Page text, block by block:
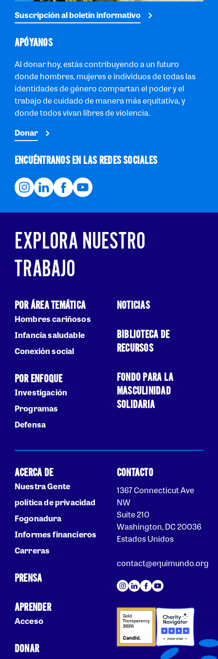
Suscripción al boletín informativo
APÓYANOS
Al donar hoy, estás contribuyendo a un futuro
donde hombres, mujeres e individuos de todas las
identidades de género compartan el poder y el
trabajo de cuidado de manera más equitativa, y
donde todos vivan libres de violencia.
Donar
ENCUÉNTRANOS EN LAS REDES SOCIALES
EXPLORA NUESTRO
TRABAJO
POR ÁREA TEMÁTICA
Hombres cariñosos
Infancia saludable
Conexión social
POR ENFOQUE
Investigación
Programas
Defensa
NOTICIAS
BIBLIOTECA DE
RECURSOS
FONDO PARA LA
MASCULINIDAD
SOLIDARIA
ACERCA DE
Nuestra Gente
política de privacidad
Fogonadura
Informes financieros
Carreras
PRENSA
APRENDER
Acceso
DONAR
CONTACTO
1367 Connecticut Ave
NW
Suite 210
Washington, DC 20036
Estados Unidos
contact@equimundo.org